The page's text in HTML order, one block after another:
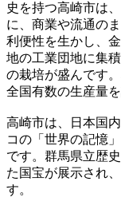
史を持つ高崎市は
に、商業や流通の
利便性を生かし、
地の工業団地に集
の栽培が盛んです
全国有数の生産量を
高崎市は、日本国
コの「世界の記憶
です。群馬県立歴
た国宝が展示され
す。